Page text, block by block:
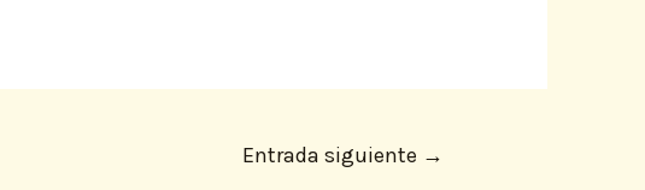
Entrada siguiente →